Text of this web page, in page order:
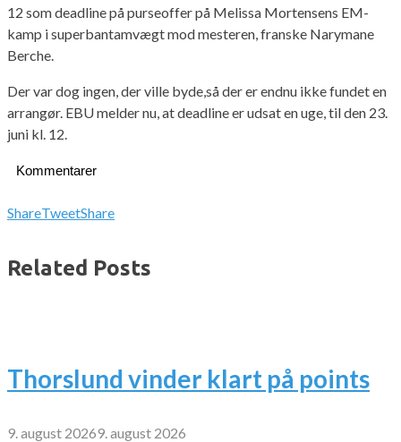
12 som deadline på purseoffer på Melissa Mortensens EM-
kamp i superbantamvægt mod mesteren, franske Narymane
Berche.
Der var dog ingen, der ville byde,så der er endnu ikke fundet en
arrangør. EBU melder nu, at deadline er udsat en uge, til den 23.
juni kl. 12.
Kommentarer
ShareTweetShare
Related Posts
Thorslund vinder klart på points
9. august 20269. august 2026